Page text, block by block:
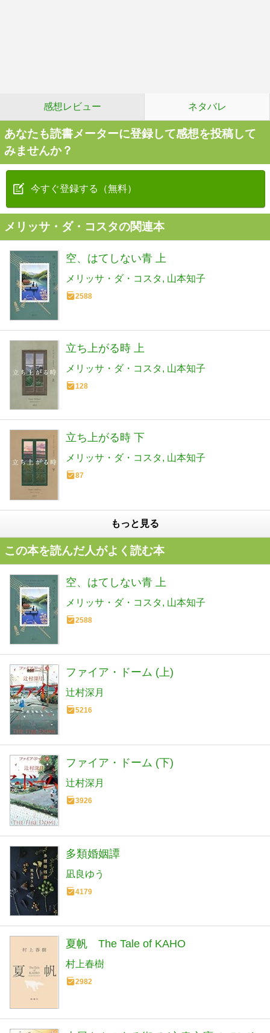
感想レビュー ネタバレ
あなたも読書メーターに登録して感想を投稿して
みませんか？
今すぐ登録する（無料）
メリッサ・ダ・コスタの関連本
空、はてしない青 上
メリッサ・ダ・コスタ 山本知子
2588
立ち上がる時 上
メリッサ・ダ・コスタ 山本知子
128
立ち上がる時 下
メリッサ・ダ・コスタ 山本知子
87
もっと見る
この本を読んだ人がよく読む本
空、はてしない青 上
メリッサ・ダ・コスタ 山本知子
2588
ファイア・ドーム (上)
辻村深月
5216
ファイア・ドーム (下)
辻村深月
3926
多類婚姻譚
凪良ゆう
4179
夏帆 The Tale of KAHO
村上春樹
2982